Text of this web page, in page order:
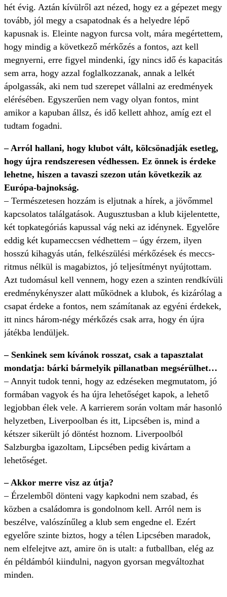
hét évig. Aztán kívülről azt nézed, hogy ez a gépezet megy
tovább, jól megy a csapatodnak és a helyedre lépő
kapusnak is. Eleinte nagyon furcsa volt, mára megértettem,
hogy mindig a következő mérkőzés a fontos, azt kell
megnyerni, erre figyel mindenki, így nincs idő és kapacitás
sem arra, hogy azzal foglalkozzanak, annak a lelkét
ápolgassák, aki nem tud szerepet vállalni az eredmények
elérésében. Egyszerűen nem vagy olyan fontos, mint
amikor a kapuban állsz, és idő kellett ahhoz, amíg ezt el
tudtam fogadni.
– Arról hallani, hogy klubot vált, kölcsönadják esetleg,
hogy újra rendszeresen védhessen. Ez önnek is érdeke
lehetne, hiszen a tavaszi szezon után következik az
Európa-bajnokság.
– Természetesen hozzám is eljutnak a hírek, a jövőmmel
kapcsolatos találgatások. Augusztusban a klub kijelentette,
két topkategóriás kapussal vág neki az idénynek. Egyelőre
eddig két kupameccsen védhettem – úgy érzem, ilyen
hosszú kihagyás után, felkészülési mérkőzések és meccs­
ritmus nélkül is magabiztos, jó teljesítményt nyújtottam.
Azt tudomásul kell vennem, hogy ezen a szinten rendkívüli
eredménykényszer alatt működnek a klubok, és kizárólag a
csapat érdeke a fontos, nem számítanak az egyéni érdekek,
itt nincs három-négy mérkőzés csak arra, hogy én újra
játékba lendüljek.
– Senkinek sem kívánok rosszat, csak a tapasztalat
mondatja: bárki bármelyik pillanatban megsérülhet…
– Annyit tudok tenni, hogy az edzéseken megmutatom, jó
formában vagyok és ha újra lehetőséget kapok, a lehető
legjobban élek vele. A karrierem során voltam már hasonló
helyzetben, Liverpoolban és itt, Lipcsében is, mind a
kétszer sikerült jó döntést hoznom. Liverpoolból
Salzburgba igazoltam, Lipcsében pedig kivártam a
lehetőséget.
– Akkor merre visz az útja?
– Érzelemből dönteni vagy kapkodni nem szabad, és
közben a családomra is gondolnom kell. Arról nem is
beszélve, valószínűleg a klub sem engedne el. Ezért
egyelőre szinte biztos, hogy a télen Lipcsében maradok,
nem elfelejtve azt, amire ön is utalt: a futballban, elég az
én példámból kiindulni, nagyon gyorsan megváltozhat
minden.